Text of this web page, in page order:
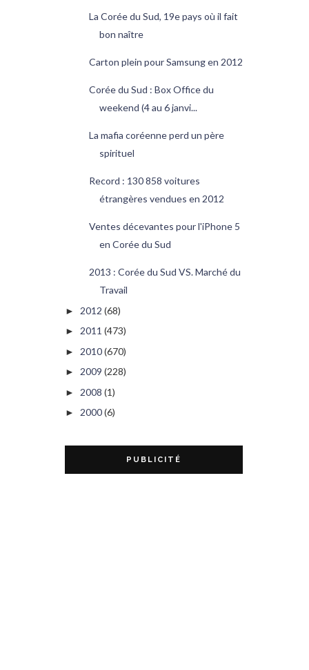
La Corée du Sud, 19e pays où il fait
bon naître
Carton plein pour Samsung en 2012
Corée du Sud : Box Office du
weekend (4 au 6 janvi...
La mafia coréenne perd un père
spirituel
Record : 130 858 voitures
étrangères vendues en 2012
Ventes décevantes pour l'iPhone 5
en Corée du Sud
2013 : Corée du Sud VS. Marché du
Travail
► 2012 (68)
► 2011 (473)
► 2010(670)
► 2009 (228)
► 2008 (1)
► 2000(6)
PUBLICITÉ